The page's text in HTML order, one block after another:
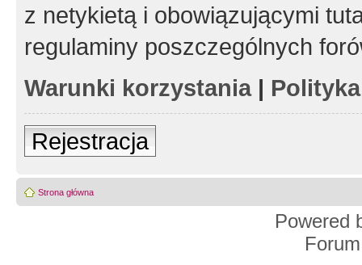
z netykietą i obowiązującymi
regulaminy poszczególnych
Warunki korzystania|
Rejestracja
Strona główna
Powered